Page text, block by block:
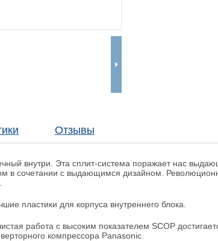
Отзывы
внутри. Эта сплит-система поражает нас
в сочетании с выдающимся дизайном.
пластики для корпуса внутреннего блока.
работа с высоким показателем SCOP
компрессора Panasonic.